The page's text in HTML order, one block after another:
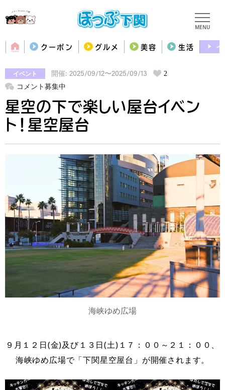
MENU
クーポン グルメ 美容 生活
イベント 開催: 2025/09/12〜2025/09/13
2
コメント募集中
星空の下で楽しい屋台イベン
ト！星空屋台
海峡ゆめ広場
９月１２日(金)及び１３日(土)１７：００～２１：００、
海峡ゆめ広場で「下関星空屋台」が開催されます。